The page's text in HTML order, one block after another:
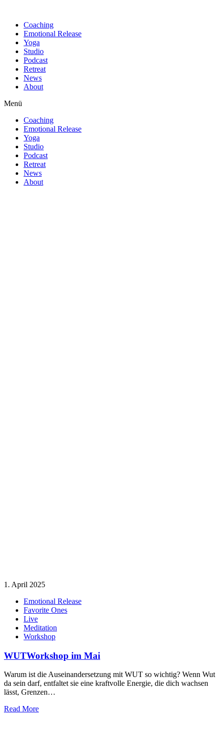
Coaching
Emotional Release
Yoga
Studio
Podcast
Retreat
News
About
Menü
Coaching
Emotional Release
Yoga
Studio
Podcast
Retreat
News
About
1. April 2025
Emotional Release
Favorite Ones
Live
Meditation
Workshop
WUTWorkshop im Mai
Warum ist die Auseinandersetzung mit WUT so wichtig? Wenn Wut
da sein darf, entfaltet sie eine kraftvolle Energie, die dich wachsen
lässt, Grenzen…
Read More